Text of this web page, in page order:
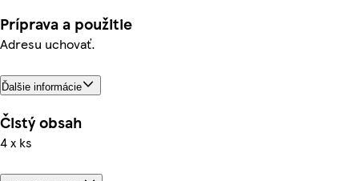
Príprava a použitie
Adresu uchovať.
Ďalšie informácie
Čistý obsah
4 x ks